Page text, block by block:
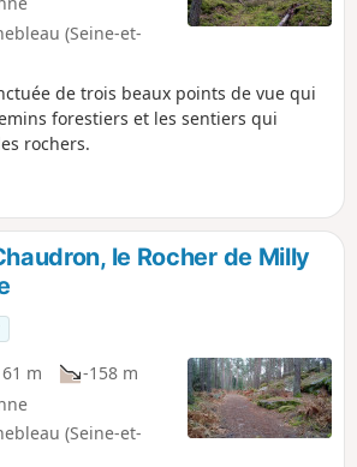
(Seine-et-
de trois beaux points de vue qui
forestiers et les sentiers qui
rochers.
le Rocher de Milly
m
-158 m
(Seine-et-